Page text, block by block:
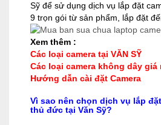
Sỹ để sử dụng dịch vụ lắp đặt
9 trọn gói từ sản phẩm, lắp đặt
Xem thêm :
Các loại camera tại VĂN SỸ
Các loại camera không dây giá
Hướng dẫn cài đặt Camera
Vì sao nên chọn dịch vụ lắp
thủ đức tại Văn Sỹ?